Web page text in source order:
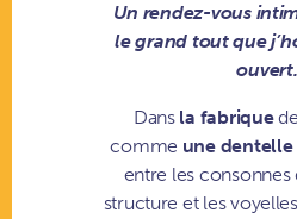
Un rendez-vous
le grand tout que
ouvert.
Dans la fabrique
comme une dentelle
entre les
structure et les